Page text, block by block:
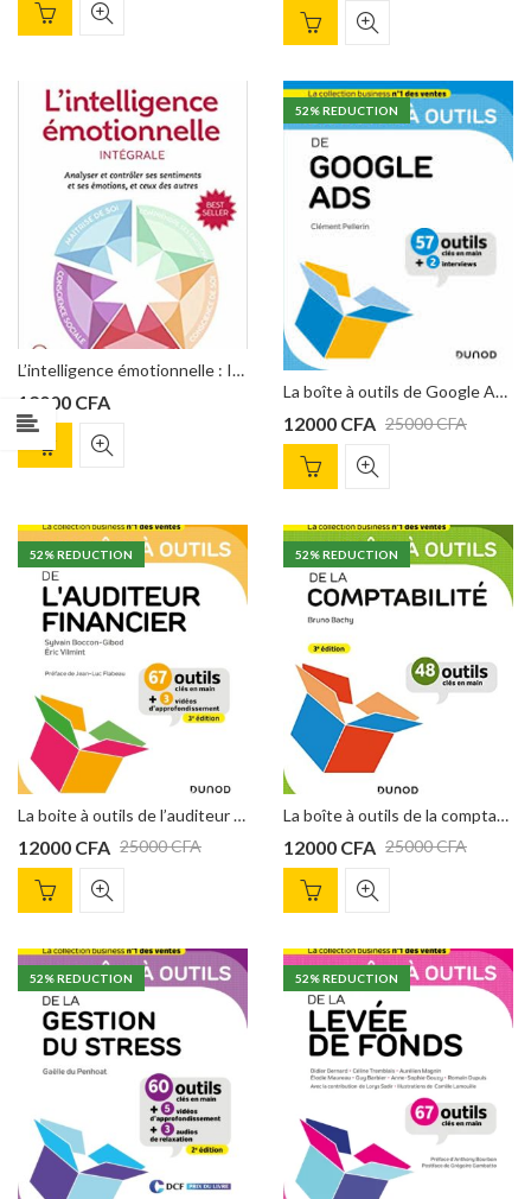
L’intelligence émotionnelle : Intégrale Daniel Goleman
12000 CFA
52% REDUCTION
La boîte à outils de Google Ads : 57 outils et méthodes de Clément Pellerin
25000CFA
12000 CFA
52% REDUCTION
La boite à outils de l’auditeur financier – 3e éd, Sylvain Boccon-Gibod
25000CFA
12000 CFA
52% REDUCTION
La boîte à outils de la comptabilité 3e éd. de Bruno Bachy
25000CFA
12000 CFA
52% REDUCTION 52% REDUCTION